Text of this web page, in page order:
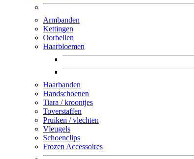
Armbanden
Kettingen
Oorbellen
Haarbloemen
Haarbanden
Handschoenen
Tiara / kroontjes
Toverstaffen
Pruiken / vlechten
Vleugels
Schoenclips
Frozen Accessoires